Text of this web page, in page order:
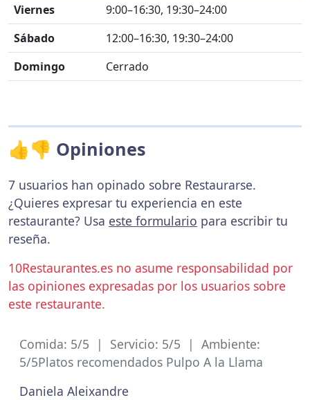
Viernes
9:00–16:30, 19:30–24:00
Sábado
12:00–16:30, 19:30–24:00
Domingo
Cerrado
👍👎 Opiniones
7 usuarios han opinado sobre Restaurarse.
¿Quieres expresar tu experiencia en este
restaurante? Usa este formulario para escribir tu
reseña.
10Restaurantes.es no asume responsabilidad por
las opiniones expresadas por los usuarios sobre
este restaurante.
Comida: 5/5 | Servicio: 5/5 | Ambiente:
5/5Platos recomendados Pulpo A la Llama
Daniela Aleixandre